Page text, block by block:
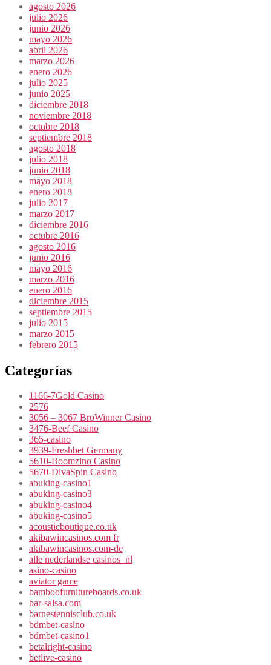
agosto 2026
julio 2026
junio 2026
mayo 2026
abril 2026
marzo 2026
enero 2026
julio 2025
junio 2025
diciembre 2018
noviembre 2018
octubre 2018
septiembre 2018
agosto 2018
julio 2018
junio 2018
mayo 2018
enero 2018
julio 2017
marzo 2017
diciembre 2016
octubre 2016
agosto 2016
junio 2016
mayo 2016
marzo 2016
enero 2016
diciembre 2015
septiembre 2015
julio 2015
marzo 2015
febrero 2015
Categorías
1166-7Gold Casino
2576
3056 – 3067 BroWinner Casino
3476-Beef Casino
365-casino
3939-Freshbet Germany
5610-Boomzino Casino
5670-DivaSpin Casino
abuking-casino1
abuking-casino3
abuking-casino4
abuking-casino5
acousticboutique.co.uk
akibawincasinos.com fr
akibawincasinos.com-de
alle nederlandse casinos_nl
asino-casino
aviator game
bamboofurnitureboards.co.uk
bar-salsa.com
barnestennisclub.co.uk
bdmbet-casino
bdmbet-casino1
betalright-casino
betlive-casino